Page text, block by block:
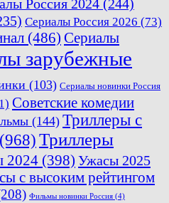
Россия 2024 (244)
Сериалы Россия 2026 (73)
(486) Сериалы
зарубежные
(103) Сериалы новинки Россия
Советские комедии
(144) Триллеры с
(968) Триллеры
2024 (398) Ужасы 2025
с высоким рейтингом
Фильмы новинки Россия (4)